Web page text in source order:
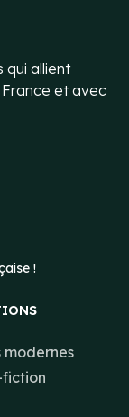
qui allient
et avec
!
modernes